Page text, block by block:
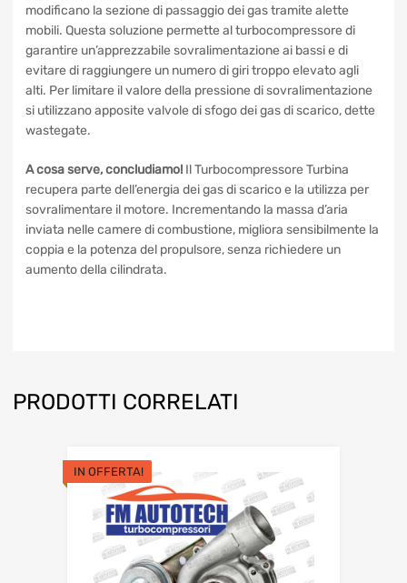
bassi, quando il flusso dei gas di scarico è più debole. Per
rendere più rapida la risposta, sono state studiate delle
turbine a geometria variabile, le quali modificano
modificano la sezione di passaggio dei gas tramite alette
mobili. Questa soluzione permette al turbocompressore di
garantire un’apprezzabile sovralimentazione ai bassi e di
evitare di raggiungere un numero di giri troppo elevato agli
sovralimentazione si utilizzano apposite valvole di sfogo dei
gas di scarico, dette wastegate.
A cosa serve, concludiamo!Il Turbocompressore Turbina
recupera parte dell’energia dei gas di scarico e la utilizza
per sovralimentare il motore. Incrementando la massa
PRODOTTI CORRELATI
IN OFFERTA!